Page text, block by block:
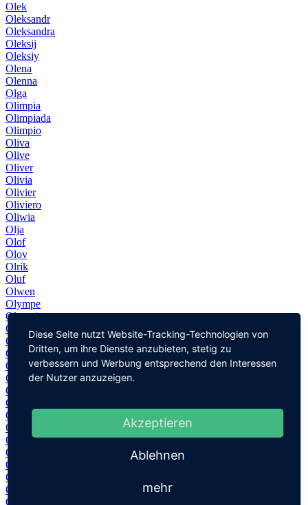
Olek
Oleksandr
Oleksandra
Oleksij
Oleksiy
Olena
Olenna
Olga
Olimpia
Olimpiada
Olimpio
Oliva
Olive
Oliver
Olivia
Olivier
Oliviero
Oliwia
Olja
Olof
Olov
Olrik
Oluf
Olwen
Olympe
Olympia
Olympos
Omar
Omayma
Ömer
Ona
Ondine
Ondřej
Ondrej
Onna
Onni
Onno
Onóra
Onoria
Onorio
Onur
Diese Seite nutzt Website-Tracking-Technologien von
Dritten, um ihre Dienste anzubieten, stetig zu
verbessern und Werbung entsprechend den Interessen
der Nutzer anzuzeigen.
Akzeptieren
Ablehnen
mehr